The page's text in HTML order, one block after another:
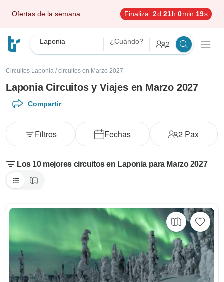
Ofertas de la semana Finaliza: 2d 21h 0min 17s
Laponia ¿Cuándo? 2
Circuitos Laponia / circuitos en Marzo 2027
Laponia Circuitos y Viajes en Marzo 2027
Compartir
Fechas 2 Pax
Filtros
Los 10 mejores circuitos en Laponia para Marzo 2027